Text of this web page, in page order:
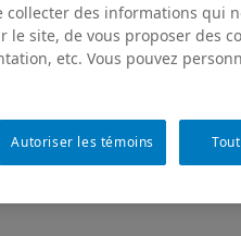
collecter des informations qui
le site, de vous proposer des
etc. Vous pouvez
Autoriser les témoins